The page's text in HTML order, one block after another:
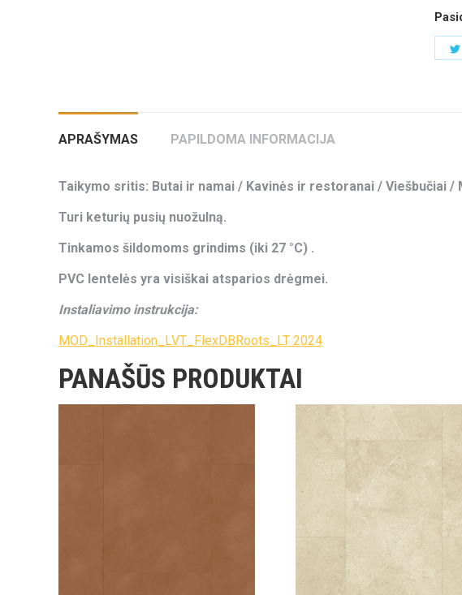
APRAŠYMAS PAPILDOMA INFORMACIJA
Taikymo sritis: Butai ir namai / Kavinės ir restoranai / Viešbučiai
Turi keturių pusių nuožulną.
Tinkamos šildomoms grindims (iki 27 °C) .
PVC lentelės yra visiškai atsparios drėgmei.
Instaliavimo instrukcija:
MOD_Installation_LVT_FlexDBRoots_LT 2024
PANAŠŪS PRODUKTAI